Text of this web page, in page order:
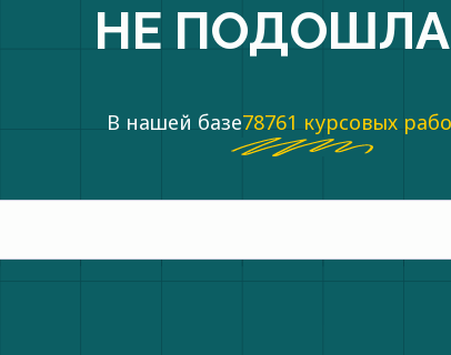
НЕ ПОДОШЛА
В нашей базе78761 курсовых